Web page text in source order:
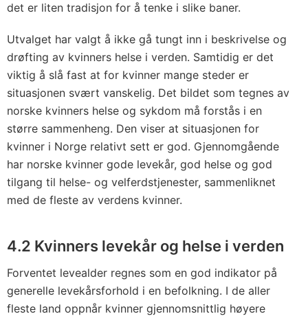
det er liten tradisjon for å tenke i slike baner.
Utvalget har valgt å ikke gå tungt inn i beskrivelse og
drøfting av kvinners helse i verden. Samtidig er det
viktig å slå fast at for kvinner mange steder er
situasjonen svært vanskelig. Det bildet som tegnes av
norske kvinners helse og sykdom må forstås i en
større sammenheng. Den viser at situasjonen for
kvinner i Norge relativt sett er god. Gjennomgående
har norske kvinner gode levekår, god helse og god
tilgang til helse- og velferdstjenester, sammenliknet
med de fleste av verdens kvinner.
4.2 Kvinners levekår og helse i verden
Forventet levealder regnes som en god indikator på
generelle levekårsforhold i en befolkning. I de aller
fleste land oppnår kvinner gjennomsnittlig høyere